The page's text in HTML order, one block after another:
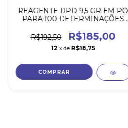
REAGENTE DPD 9,5 GR EM PÓ
PARA 100 DETERMINAÇÕES
R$192,50
R$185,00
12 x de R$18,75